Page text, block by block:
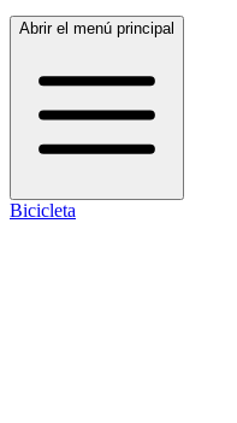
Abrir el menú principal
Bicicleta